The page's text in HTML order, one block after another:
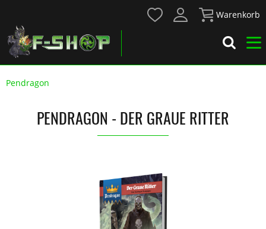
Warenkorb
Pendragon
PENDRAGON - DER GRAUE RITTER